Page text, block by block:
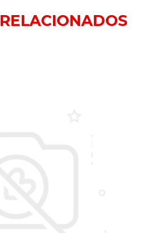
RELACIONADOS